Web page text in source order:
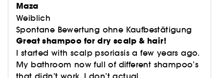
Maza
Weiblich
Spontane Bewertung ohne Kaufbestätigung
Great shampoo for dry scalp & hair!
I started with scalp psoriasis a few years ago.
My bathroom now full of different shampoo’s
that didn’t work. I don’t actual...